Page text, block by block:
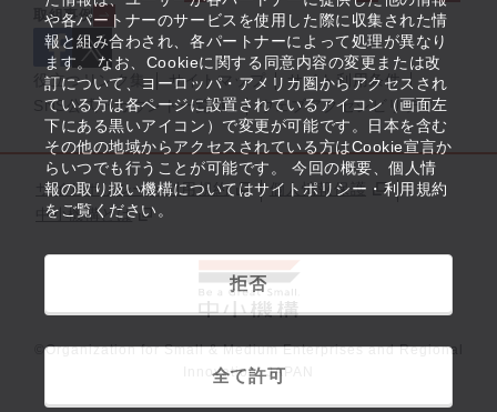
や各パートナーのサービスを使用した際に収集された情
報と組み合わされ、各パートナーによって処理が異なり
ます。 なお、Cookieに関する同意内容の変更または改
訂について、ヨーロッパ・アメリカ圏からアクセスされ
ている方は各ページに設置されているアイコン（画面左
下にある黒いアイコン）で変更が可能です。日本を含む
その他の地域からアクセスされている方はCookie宣言か
らいつでも行うことが可能です。 今回の概要、個人情
報の取り扱い機構についてはサイトポリシー・利用規約
をご覧ください。
拒否
全て許可
取組事例
役立つリンク集 サイトマップ
サイト利用条件
SNS公式アカウント一覧
ウェブアクセシビリティ
サイトポリシー・利用規約
個人情報保護
中小機構とは
©Organization for Small & Medium Enterprises and Regional
Innovation, JAPAN